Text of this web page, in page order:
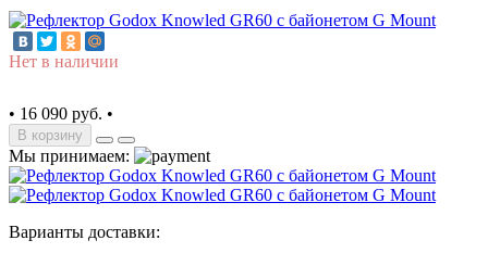
Нет в наличии
• 16 090 руб. •
В корзину
Мы принимаем:
Варианты доставки: